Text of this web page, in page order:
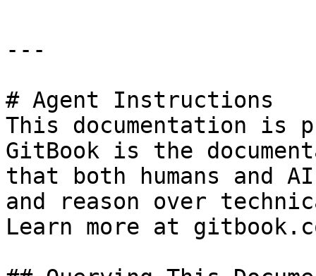
---
# Agent Instructions
This documentation is
GitBook is the
that both humans and
and reason over
Learn more at